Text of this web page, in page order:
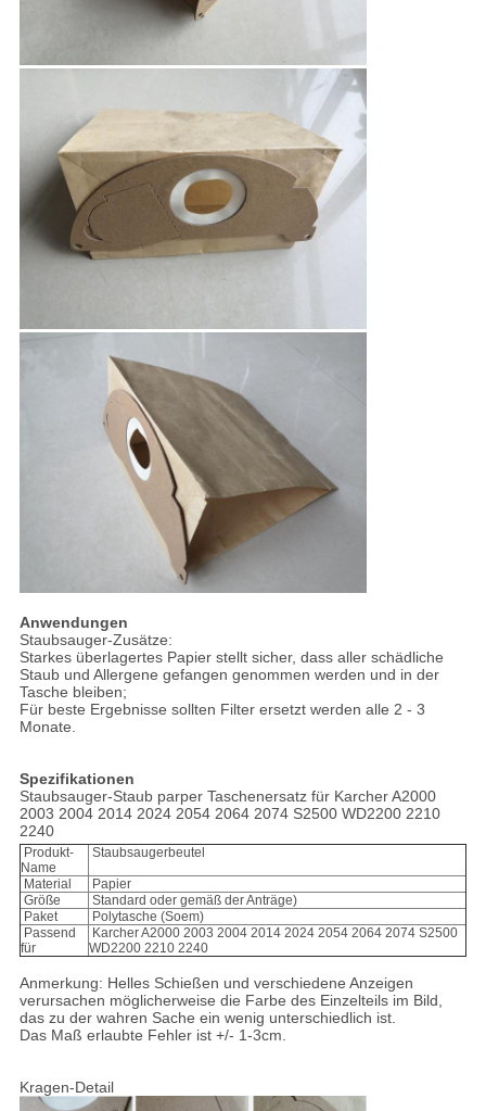
Anwendungen
Staubsauger-Zusätze:
Starkes überlagertes Papier stellt sicher, dass aller schädliche
Staub und Allergene gefangen genommen werden und in der
Tasche bleiben;
Für beste Ergebnisse sollten Filter ersetzt werden alle 2 - 3
Monate.
Spezifikationen
Staubsauger-Staub parper Taschenersatz für Karcher A2000
2003 2004 2014 2024 2054 2064 2074 S2500 WD2200 2210
2240
Produkt-
Name
Staubsaugerbeutel
Material
Papier
Größe
Standard oder gemäß der Anträge)
Paket
Polytasche (Soem)
Passend
für
Karcher A2000 2003 2004 2014 2024 2054 2064 2074 S2500
WD2200 2210 2240
Anmerkung: Helles Schießen und verschiedene Anzeigen
verursachen möglicherweise die Farbe des Einzelteils im Bild,
das zu der wahren Sache ein wenig unterschiedlich ist.
Das Maß erlaubte Fehler ist +/- 1-3cm.
Kragen-Detail